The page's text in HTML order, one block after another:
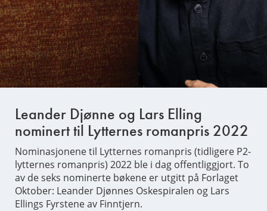
Leander Djønne og Lars Elling
nominert til Lytternes romanpris 2022
Nominasjonene til Lytternes romanpris (tidligere P2-
lytternes romanpris) 2022 ble i dag offentliggjort. To
av de seks nominerte bøkene er utgitt på Forlaget
Oktober: Leander Djønnes Oskespiralen og Lars
Ellings Fyrstene av Finntjern.